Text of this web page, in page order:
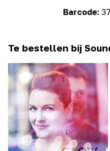
Barcode:
Te bestellen bij